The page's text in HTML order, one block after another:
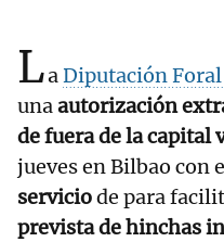
LaDiputación
unaautorización
de fuera de la capital
jueves en Bilbao con
serviciode para
prevista de hinchas